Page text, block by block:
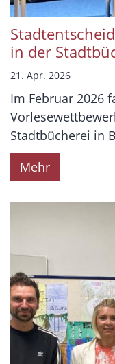
in der
21. Apr. 2026
Im Februar 2026
Stadtbücherei in
Mehr